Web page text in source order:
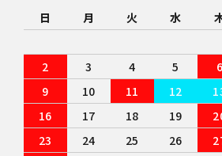
日 月 火 水
2
3 4 5 6
9
10 11 12
16
17 18 19
23
24 25 26